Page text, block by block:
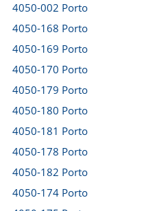
4050-002 Porto
4050-168 Porto
4050-169 Porto
4050-170 Porto
4050-179 Porto
4050-180 Porto
4050-181 Porto
4050-178 Porto
4050-182 Porto
4050-174 Porto